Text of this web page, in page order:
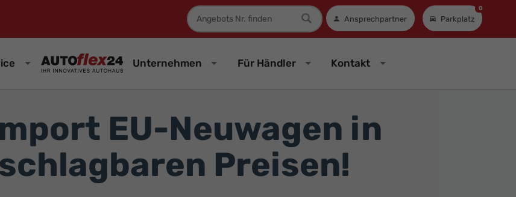
Fahrzeugnummer
Ansprechpartner Parkplatz
0
Unternehmen Für Händler Kontakt
EU-Neuwagen in
Preisen!